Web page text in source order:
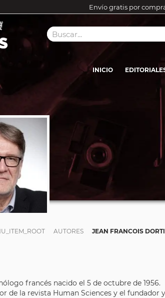
Envío gratis por
INICIO
AUTORES JEAN FRANCOIS
francés nacido el 5 de octubre de 1956.
de la revista Human Sciences y el